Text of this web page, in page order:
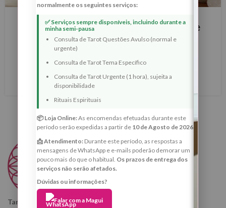
BLOG
Lua Cheia em Leão – 1 de Fevereiro de
2026
Margarida Fernandes
LER MAIS
Taróloga, Cartomante e Quiróloga
normalmente os seguintes serviços:
✅ Serviços sempre disponíveis, incluindo durante a
minha semi-pausa
Consulta de Tarot Questões Avulso (normal e
urgente)
Consulta de Tarot Tema Específico
Consulta de Tarot Urgente (1 hora), sujeita a
disponibilidade
Rituais Espirituais
📦 Loja Online:As encomendas efetuadas durante este
período serão expedidas a partir de 10 de Agosto de 2026.
📩 Atendimento:Durante este período, as respostas a
mensagens de WhatsApp e e-mails poderão demorar um
pouco mais do que o habitual. Os prazos de entrega dos
serviços não serão afetados.
Dúvidas ou informações?
Falar com a Magui